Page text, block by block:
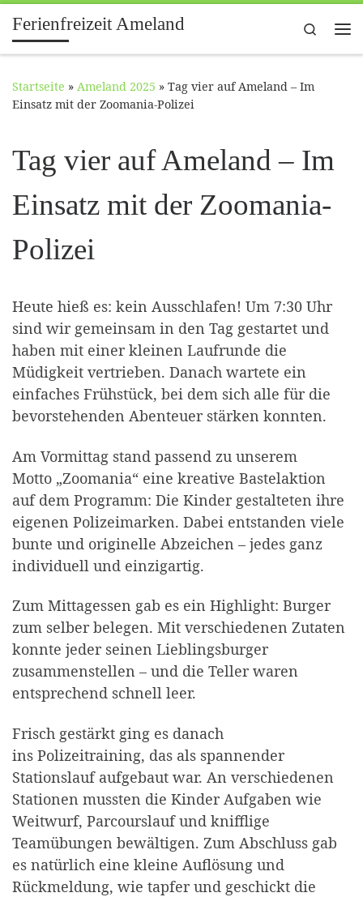
Zum Inhalt springen
Ferienfreizeit Ameland
Search
Startseite » Ameland 2025 » Tag vier auf Ameland – Im
Einsatz mit der Zoomania-Polizei
Tag vier auf Ameland – Im
Einsatz mit der Zoomania-
Polizei
Heute hieß es: kein Ausschlafen! Um 7:30 Uhr
sind wir gemeinsam in den Tag gestartet und
haben mit einer kleinen Laufrunde die
Müdigkeit vertrieben. Danach wartete ein
einfaches Frühstück, bei dem sich alle für die
bevorstehenden Abenteuer stärken konnten.
Am Vormittag stand passend zu unserem
Motto „Zoomania“ eine kreative Bastelaktion
auf dem Programm: Die Kinder gestalteten ihre
eigenen Polizeimarken. Dabei entstanden viele
bunte und originelle Abzeichen – jedes ganz
individuell und einzigartig.
Zum Mittagessen gab es ein Highlight: Burger
zum selber belegen. Mit verschiedenen Zutaten
konnte jeder seinen Lieblingsburger
zusammenstellen – und die Teller waren
entsprechend schnell leer.
Frisch gestärkt ging es danach
ins Polizeitraining, das als spannender
Stationslauf aufgebaut war. An verschiedenen
Stationen mussten die Kinder Aufgaben wie
Weitwurf, Parcourslauf und knifflige
Teamübungen bewältigen. Zum Abschluss gab
es natürlich eine kleine Auflösung und
Rückmeldung, wie tapfer und geschickt die